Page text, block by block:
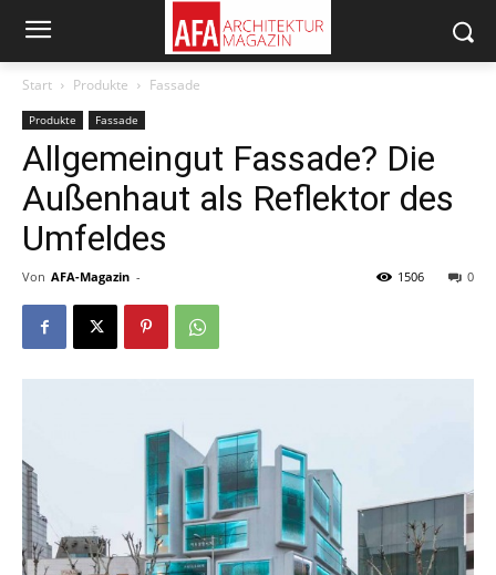
Start Produkte Fassade
Produkte Fassade
Allgemeingut Fassade? Die
Außenhaut als Reflektor des
Umfeldes
Von AFA-Magazin - 0
1506